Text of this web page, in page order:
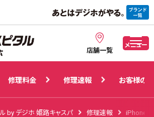
店舗一覧
メニュー
修理速報 お客様の声
修理料金 修理速報 お客様の声
by デジホ 姫路キャスパ 修理速報 iPhone